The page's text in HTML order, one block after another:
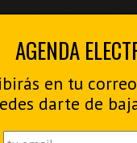
AGENDA
en tu
darte de